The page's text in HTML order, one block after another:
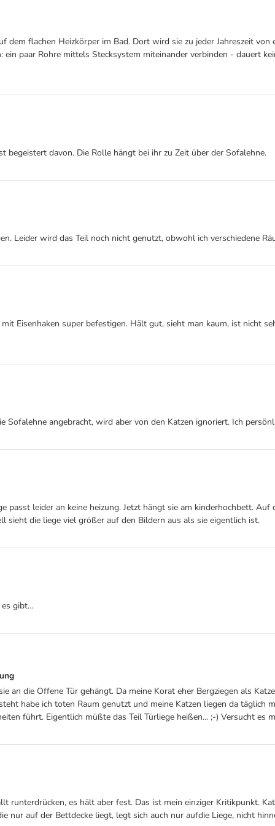
flachen Heizkörper im Bad. Dort wird sie zu jeder Jahreszeit
paar Rohre mittels Stecksystem miteinander verbinden - dauert
begeistert davon. Die Rolle hängt bei ihr zu Zeit über der Sofalehne.
Leider wird das Teil noch nicht genutzt, obwohl ich verschiedene
Eisenhaken super befestigen. Hält gut, sieht man kaum, ist nicht
Sofalehne angebracht, wird aber von den Katzen ignoriert. Ich
passt leider an keine heizung. Jetzt hängt sie am kinderhochbett.
sieht die liege viel größer auf den Bildern aus als sie eigentlich ist.
gibt...
an die Offene Tür gehängt. Da meine Korat eher Bergziegen als
habe ich toten Raum genutzt und meine Katzen liegen da täglich
führt. Eigentlich müßte das Teil Türliege heißen... ;-) Versucht es
runterdrücken, es hält aber fest. Das ist mein einziger Kritikpunkt.
nur auf der Bettdecke liegt, legt sich auch nur aufdie Liege, nicht